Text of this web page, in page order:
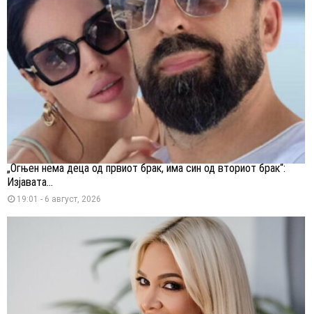
„Огњен нема деца од првиот брак, има син од вториот брак“:
Изјавата...
19:01 - 6 август, 2026